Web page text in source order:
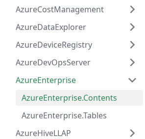
AzureCostManagement
AzureDataExplorer
AzureDeviceRegistry
AzureDevOpsServer
AzureEnterprise
AzureEnterprise.Contents
AzureEnterprise.Tables
AzureHiveLLAP